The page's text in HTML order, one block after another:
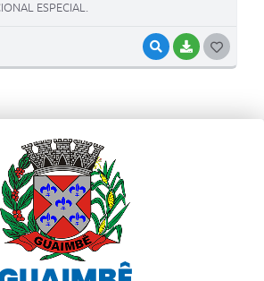
VISUALIZAR
BAIXAR
ESPECIAL.